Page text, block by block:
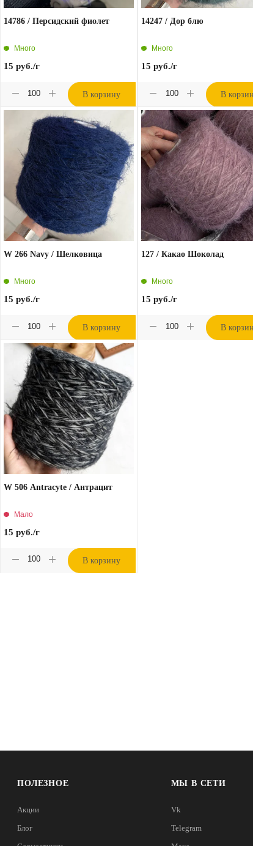
14786 / Персидский фиолет
Много
15 руб./г
В корзину
14247 / Дор блю
Много
15 руб./г
В
W 266 Navy / Шелковица
Много
15 руб./г
В корзину
127 / Какао Шоколад
Много
15 руб./г
В
W 506 Antracyte / Антрацит
Мало
15 руб./г
В корзину
ПОЛЕЗНОЕ
Акции
Блог
МЫ В СЕТИ
Vk
Telegram